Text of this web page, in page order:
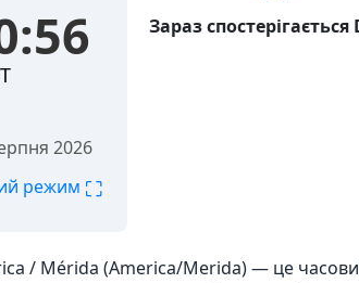
2026
режим ⛶
Зараз спостерігається
/ Mérida (America/Merida) — це